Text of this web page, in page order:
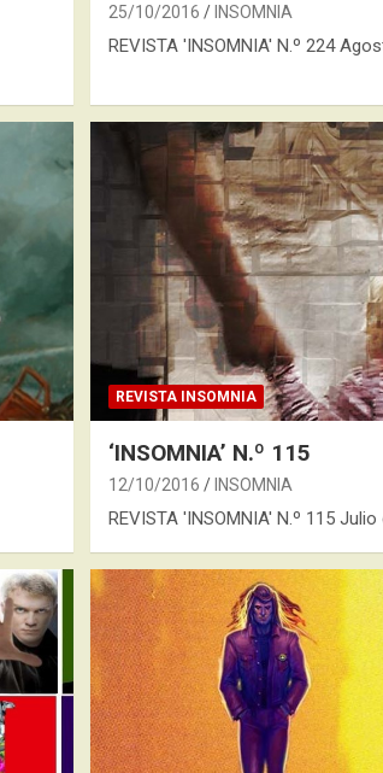
25/10/2016 INSOMNIA
REVISTA 'INSOMNIA' N.º 224
REVISTA INSOMNIA
‘INSOMNIA’ N.º 115
12/10/2016 INSOMNIA
REVISTA 'INSOMNIA' N.º 115